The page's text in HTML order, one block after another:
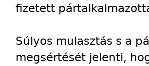
fizetett
Súlyos mulasztás s a
megsértését jelenti,